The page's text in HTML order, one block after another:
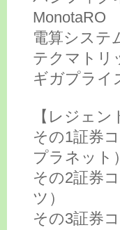
電算シス
テクマト
ギガプラ
【レジェ
その1証券
プラネット）
その2証券
ツ）
その3証券